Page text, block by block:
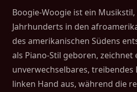
Boogie-Woogie ist ein Musikstil,
Jahrhunderts in den
des amerikanischen Südens
als Piano-Stil geboren, zeichnet
unverwechselbares, treibendes
linken Hand aus, während die